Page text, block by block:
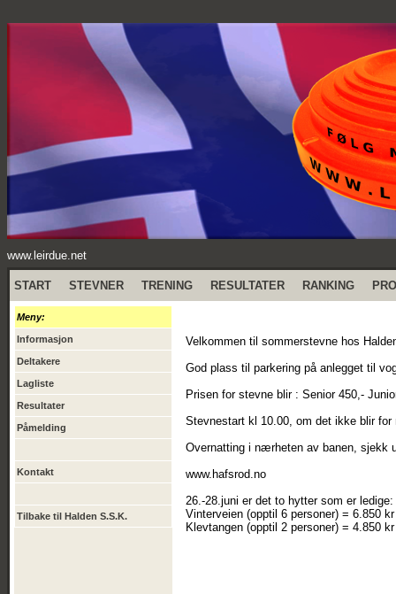
www.leirdue.net
START STEVNER TRENING RESULTATER RANKING
Meny:
Informasjon
Deltakere
Lagliste
Resultater
Påmelding
Kontakt
Tilbake til Halden S.S.K.
Velkommen til sommerstevne hos
God plass til parkering på anlegget til
Prisen for stevne blir : Senior 450,-
Stevnestart kl 10.00, om det ikke blir for
Overnatting i nærheten av banen, sjekk
www.hafsrod.no
26.-28.juni er det to hytter som er ledige:
Vinterveien (opptil 6 personer) = 6.850
Klevtangen (opptil 2 personer) = 4.850